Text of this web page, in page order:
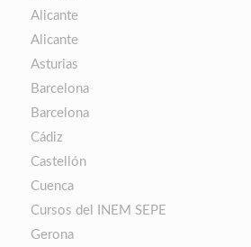
Alicante
Alicante
Asturias
Barcelona
Barcelona
Cádiz
Castellón
Cuenca
Cursos del INEM SEPE
Gerona